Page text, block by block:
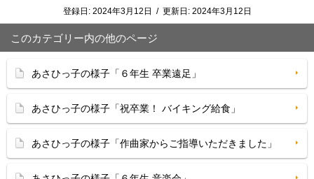
登録日: 2024年3月12日 / 更新日: 2024年3月12日
このカテゴリー内の他のページ
あさひっ子の様子「６年生 卒業遠足」
あさひっ子の様子「祝卒業！ バイキング給食」
あさひっ子の様子「作曲家からご指導いただきました」